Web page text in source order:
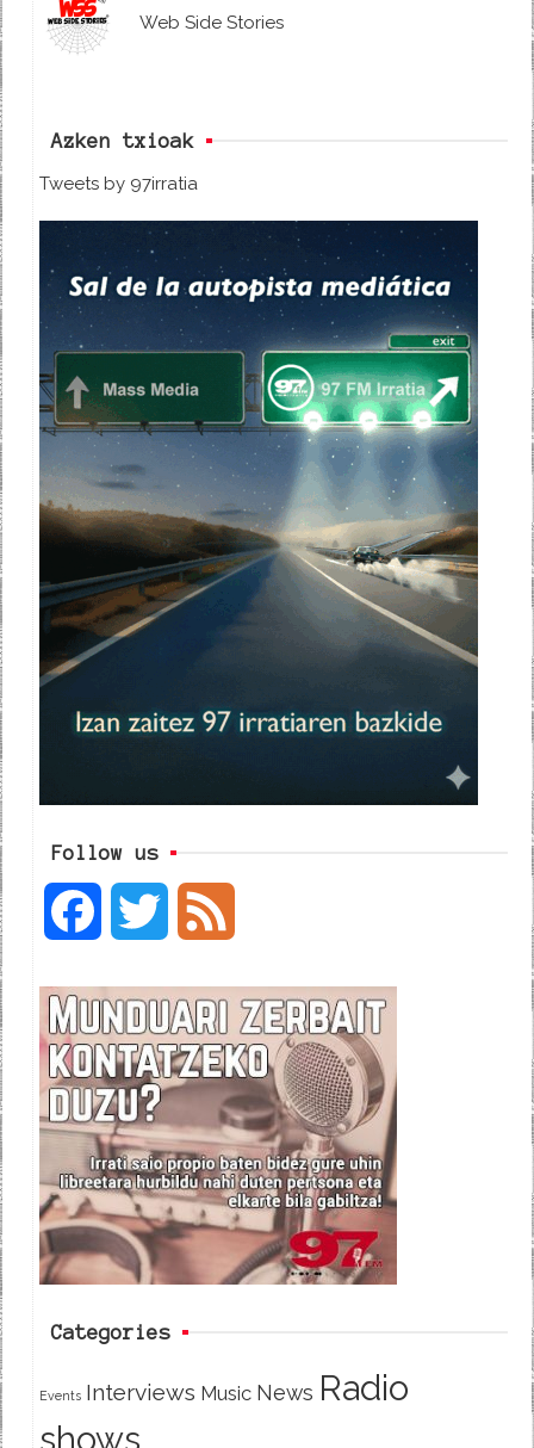
Web Side Stories
Azken txioak
Tweets by 97irratia
Follow us
c
e
b
o
o
i
t
t
e
e
d
Categories
Events Interviews Music News Radio
shows